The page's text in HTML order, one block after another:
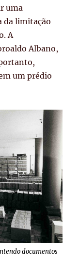
uma
da limitação
A
Albano,
um prédio
documentos